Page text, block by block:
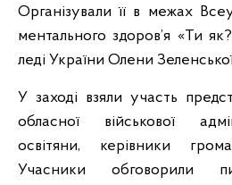
Організували її в межах
ментального здоров’я «Ти
леді України Олени
У заході взяли участь
обласної військової
освітяни, керівники
Учасники обговорили